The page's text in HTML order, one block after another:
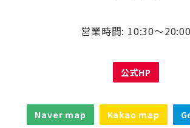
営業時間: 10:30〜20:00
公式HP
Naver map Kakao map